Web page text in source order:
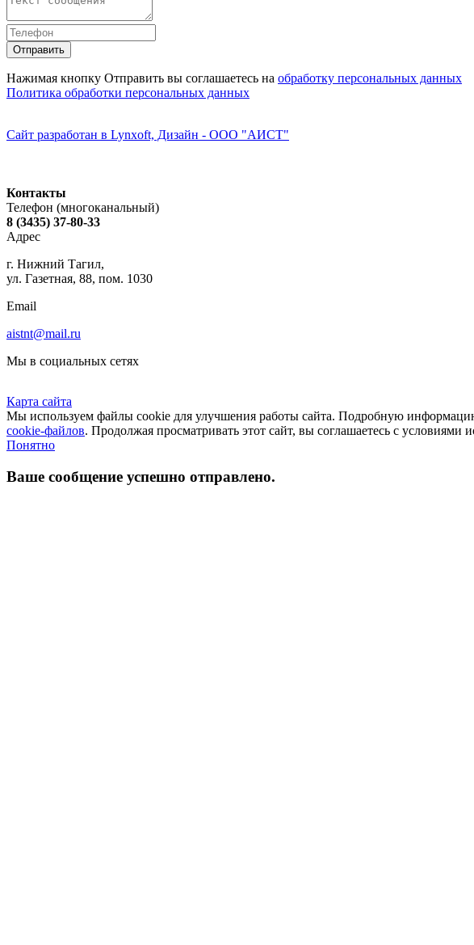
Нажимая кнопку Отправить вы соглашаетесь на обработку персональных данных
Политика обработки персональных данных
Сайт разработан в Lynxoft, Дизайн - ООО "АИСТ"
Контакты
Телефон (многоканальный)
8 (3435) 37-80-33
Адрес
г. Нижний Тагил,
ул. Газетная, 88, пом. 1030
Email
aistnt@mail.ru
Мы в социальных сетях
Карта сайта
Мы используем файлы cookie для улучшения работы сайта. Подробную
cookie-файлов. Продолжая просматривать этот сайт, вы соглашаетесь с условиями
Понятно
Ваше сообщение успешно отправлено.